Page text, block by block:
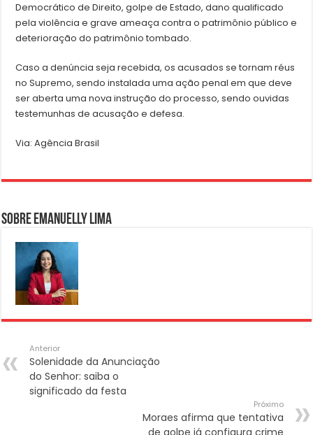
Democrático de Direito, golpe de Estado, dano qualificado
pela violência e grave ameaça contra o patrimônio público e
deterioração do patrimônio tombado.
Caso a denúncia seja recebida, os acusados se tornam réus
no Supremo, sendo instalada uma ação penal em que deve
ser aberta uma nova instrução do processo, sendo ouvidas
testemunhas de acusação e defesa.
Via: Agência Brasil
Sobre Emanuelly Lima
Anterior
Solenidade da Anunciação
do Senhor: saiba o
significado da festa
Próximo
Moraes afirma que tentativa